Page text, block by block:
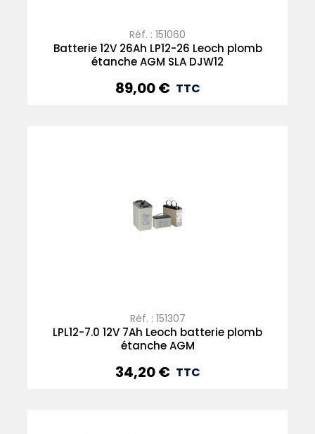
Réf. : 151060
Batterie 12V 26Ah LP12-26 Leoch plomb
étanche AGM SLA DJW12
Prix
89,00 € TTC
Réf. : 151307
LPL12-7.0 12V 7Ah Leoch batterie plomb
étanche AGM
Prix
34,20 € TTC